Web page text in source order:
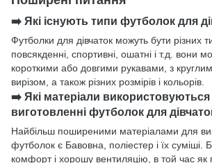
➡️ Які існують типи футболок для
Футболки для дівчаток можуть бути різних
повсякденні, спортивні, ошатні і т.д. вони
короткими або довгими рукавами, з
вирізом, а також різних розмірів і кольорів.
➡️ Які матеріали
виготовленні футболок для
Найбільш поширеними матеріалами для
футболок є Бавовна, поліестер і їх суміші.
комфорт і хорошу вентиляцію, в той час як